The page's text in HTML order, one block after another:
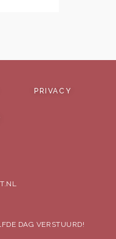
PRIVACY
DAG VERSTUURD!